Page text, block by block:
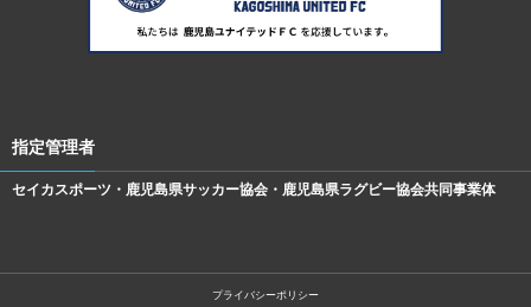
指定管理者
セイカスポーツ・鹿児島県サッカー協会・鹿児島県ラグビー協会共同事業体
プライバシーポリシー